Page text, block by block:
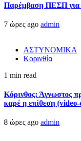
Παρέμβαση ΠΕΣΠ
7 ώρες ago admin
ΑΣΤΥΝΟΜΙΚΑ
Κορινθία
1 min read
Κόρινθος: Άγνωστος
καρέ η επίθεση
8 ώρες ago admin